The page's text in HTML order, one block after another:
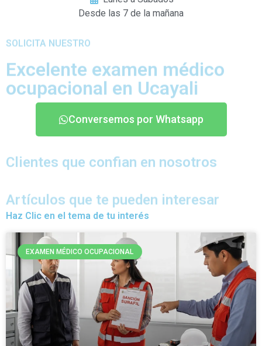
Desde las 7 de la mañana
SOLICITA NUESTRO
Excelente examen médico
ocupacional en Ucayali
Conversemos por Whatsapp
Clientes que confian en nosotros
Artículos que te pueden interesar
Haz Clic en el tema de tu interés
EXAMEN MÉDICO OCUPACIONAL